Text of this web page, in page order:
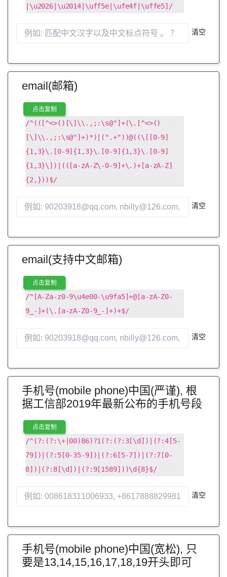
|\u2026|\u2014|\uff5e|\ufe4f|\uffe5]/
清空
email(邮箱)
点击复制
/^(([^<>()[\]\\.,;:\s@"]+(\.[^<>()
[\]\\.,;:\s@"]+)*)|(".+"))@((\[[0-9]
{1,3}\.[0-9]{1,3}\.[0-9]{1,3}\.[0-9]
{1,3}\])|(([a-zA-Z\-0-9]+\.)+[a-zA-Z]
{2,}))$/
清空
email(支持中文邮箱)
点击复制
/^[A-Za-z0-9\u4e00-\u9fa5]+@[a-zA-Z0-
9_-]+(\.[a-zA-Z0-9_-]+)+$/
清空
手机号(mobile phone)中国(严谨), 根
据工信部2019年最新公布的手机号段
点击复制
/^(?:(?:\+|00)86)?1(?:(?:3[\d])|(?:4[5-
79])|(?:5[0-35-9])|(?:6[5-7])|(?:7[0-
8])|(?:8[\d])|(?:9[1589]))\d{8}$/
清空
手机号(mobile phone)中国(宽松), 只
要是13,14,15,16,17,18,19开头即可